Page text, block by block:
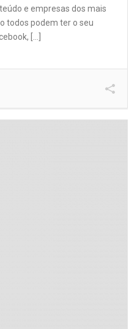
e empresas dos mais
todos podem ter o seu
[...]